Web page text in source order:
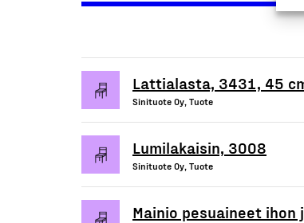
Lattialasta, 3431, 45
Sinituote Oy, Tuote
Lumilakaisin, 3008
Sinituote Oy, Tuote
Mainio pesuaineet ihon